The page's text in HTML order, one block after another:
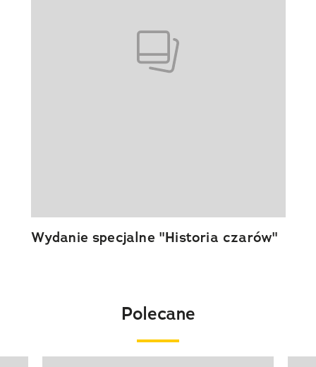
Wydanie specjalne "Historia czarów"
Polecane